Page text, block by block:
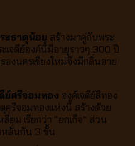
ะธาตุน้อย สร้างมาคู่กับพระ
เจดีย์องค์นี้มีอายุราวๆ 300 ปี
องนครเชียงใหม่จึงมีกลิ่นอาย
ย์ศรีจอมทอง องค์เจดีย์สีทอง
ศรีจอมทองแห่งนี้ สร้างด้วย
ยม เรียกว่า “ยกเก็จ” ส่วน
หลั่นกัน 3 ชั้น